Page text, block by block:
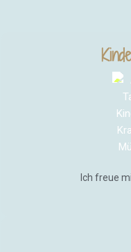
Ich freue